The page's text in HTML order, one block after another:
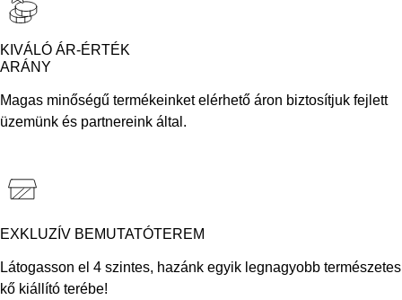
KIVÁLÓ ÁR-ÉRTÉK
ARÁNY
Magas minőségű termékeinket elérhető áron biztosítjuk fejlett
üzemünk és partnereink által.
EXKLUZÍV BEMUTATÓTEREM
Látogasson el 4 szintes, hazánk egyik legnagyobb természetes
kő kiállító terébe!